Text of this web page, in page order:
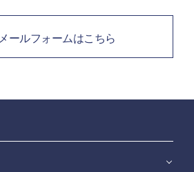
メールフォームはこちら